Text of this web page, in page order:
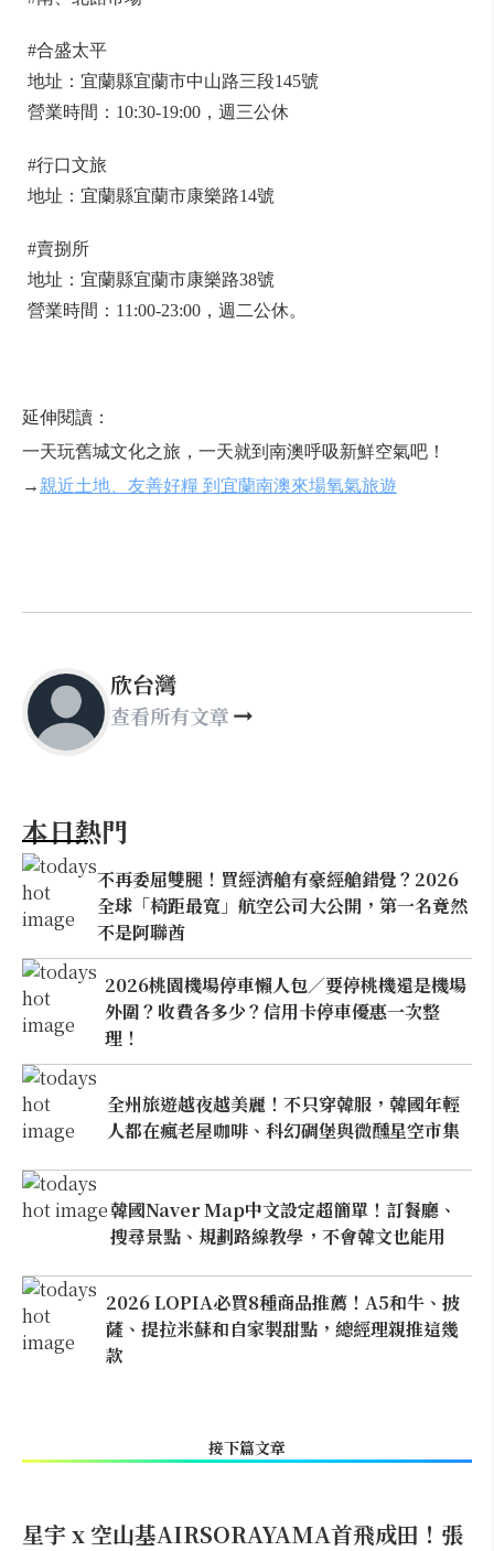
#合盛太平
地址：宜蘭縣宜蘭市中山路三段145號
營業時間：10:30-19:00，週三公休
#行口文旅
地址：宜蘭縣宜蘭市康樂路14號
#賣捌所
地址：宜蘭縣宜蘭市康樂路38號
營業時間：11:00-23:00，週二公休。
延伸閱讀：
一天玩舊城文化之旅，一天就到南澳呼吸新鮮空氣吧！
→ 親近土地、友善好糧 到宜蘭南澳來場氧氣旅遊
欣台灣
查看所有文章
本日熱門
不再委屈雙腿！買經濟艙有豪經艙錯覺？2026
全球「椅距最寬」航空公司大公開，第一名竟然
不是阿聯酋
2026桃園機場停車懶人包／要停桃機還是機場
外圍？收費各多少？信用卡停車優惠一次整
理！
全州旅遊越夜越美麗！不只穿韓服，韓國年輕
人都在瘋老屋咖啡、科幻碉堡與微醺星空市集
韓國Naver Map中文設定超簡單！訂餐廳、
搜尋景點、規劃路線教學，不會韓文也能用
2026 LOPIA必買8種商品推薦！A5和牛、披
薩、提拉米蘇和自家製甜點，總經理親推這幾
款
接下篇文章
星宇 x 空山基AIRSORAYAMA首飛成田！張